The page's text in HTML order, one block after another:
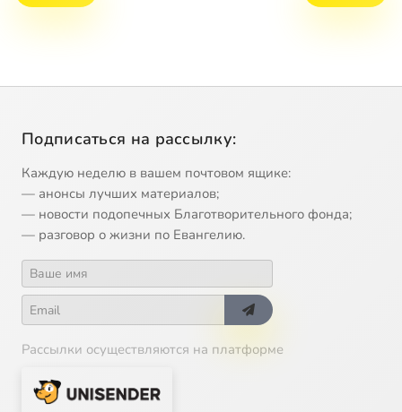
Подписаться на рассылку:
Каждую неделю в вашем почтовом ящике:
— анонсы лучших материалов;
— новости подопечных Благотворительного фонда;
— разговор о жизни по Евангелию.
Рассылки осуществляются на платформе